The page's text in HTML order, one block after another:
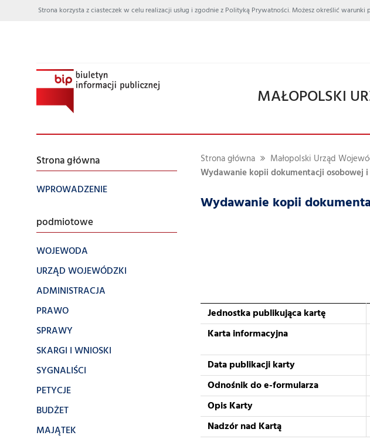
Strona korzysta z ciasteczek w celu realizacji usług i zgodnie z Polityką Prywatności. Możesz określić
MAŁOPOLSKI
Strona główna
WPROWADZENIE
podmiotowe
WOJEWODA
URZĄD WOJEWÓDZKI
ADMINISTRACJA
PRAWO
SPRAWY
SKARGI I WNIOSKI
SYGNALIŚCI
PETYCJE
BUDŻET
MAJĄTEK
Strona główna Małopolski Urząd
Wydawanie kopii dokumentacji osobowej i
Wydawanie kopii
Jednostka publikująca kartę
Karta informacyjna
Data publikacji karty
Odnośnik do e-formularza
Opis Karty
Nadzór nad Kartą